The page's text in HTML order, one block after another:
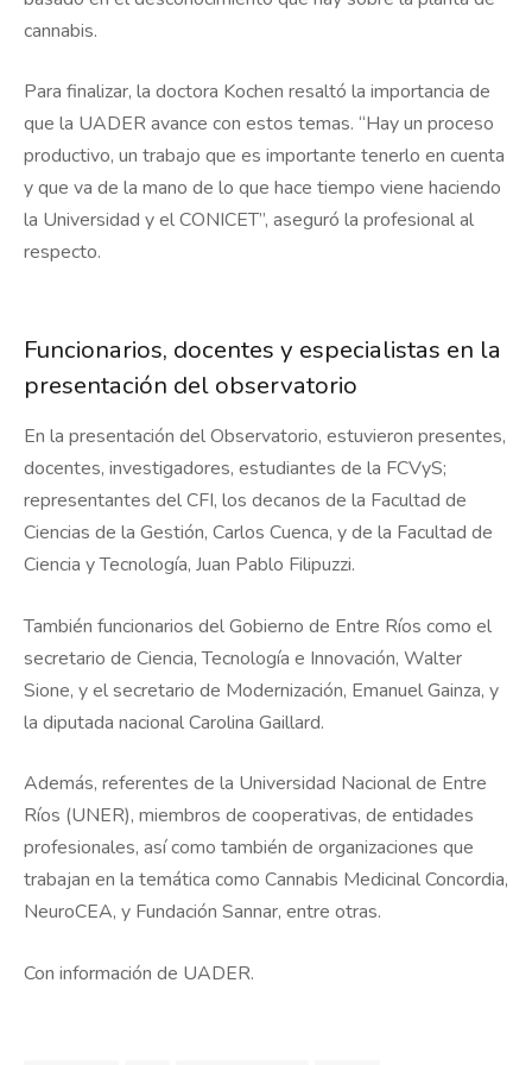
cannabis.
Para finalizar, la doctora Kochen resaltó la importancia de
que la UADER avance con estos temas. “Hay un proceso
productivo, un trabajo que es importante tenerlo en cuenta
y que va de la mano de lo que hace tiempo viene haciendo
la Universidad y el CONICET”, aseguró la profesional al
respecto.
Funcionarios, docentes y especialistas en la
presentación del observatorio
En la presentación del Observatorio, estuvieron presentes,
docentes, investigadores, estudiantes de la FCVyS;
representantes del CFI, los decanos de la Facultad de
Ciencias de la Gestión, Carlos Cuenca, y de la Facultad de
Ciencia y Tecnología, Juan Pablo Filipuzzi.
También funcionarios del Gobierno de Entre Ríos como el
secretario de Ciencia, Tecnología e Innovación, Walter
Sione, y el secretario de Modernización, Emanuel Gainza, y
la diputada nacional Carolina Gaillard.
Además, referentes de la Universidad Nacional de Entre
Ríos (UNER), miembros de cooperativas, de entidades
profesionales, así como también de organizaciones que
trabajan en la temática como Cannabis Medicinal Concordia,
NeuroCEA, y Fundación Sannar, entre otras.
Con información de UADER.